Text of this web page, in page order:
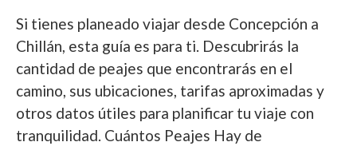
Si tienes planeado viajar desde Concepción a
Chillán, esta guía es para ti. Descubrirás la
cantidad de peajes que encontrarás en el
camino, sus ubicaciones, tarifas aproximadas y
otros datos útiles para planificar tu viaje con
tranquilidad. Cuántos Peajes Hay de